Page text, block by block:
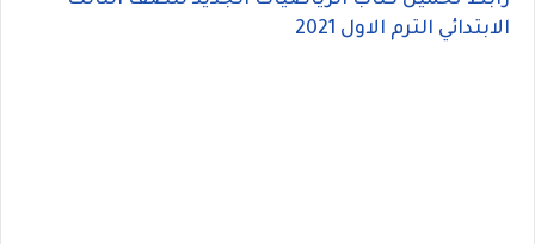
الابتدائي الترم الاول 2021